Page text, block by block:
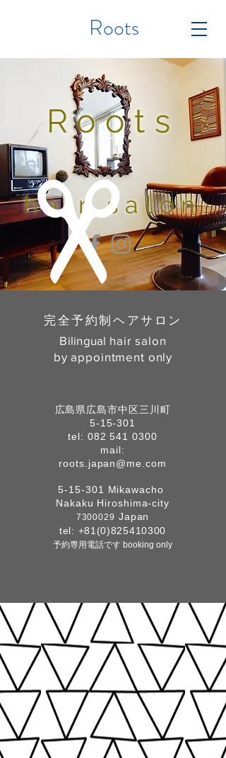
Roots
Roots
​hair salon
完全予約制ヘアサロン
Bilingual hair salon
​by appointment only
広島県広島市中区三川 町
5-15-301
tel: 082 541 0300
mail:
roots.japan@me.com
5-15-301 Mikawacho
Nakaku Hiroshima-city
7300029 Japan
tel: +81(0)825410300
予約専用電話です booking only